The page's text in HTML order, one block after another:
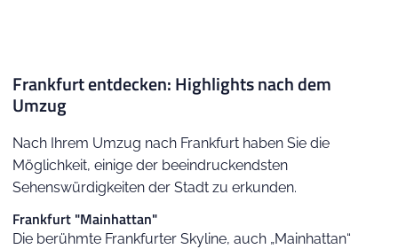
Frankfurt entdecken: Highlights nach dem
Umzug
Nach Ihrem Umzug nach Frankfurt haben Sie die
Möglichkeit, einige der beeindruckendsten
Sehenswürdigkeiten der Stadt zu erkunden.
Frankfurt "Mainhattan"
Die berühmte Frankfurter Skyline, auch „Mainhattan“